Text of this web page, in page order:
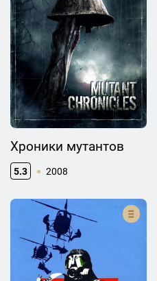
Хроники мутантов
5.3 2008